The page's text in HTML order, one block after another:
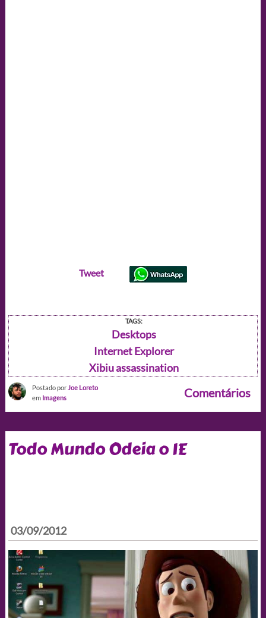
Tweet
TAGS:
Desktops
Internet Explorer
Xibiu assassination
Postado por Joe Loreto
em Imagens Comentários
Todo Mundo Odeia o IE
03/09/2012